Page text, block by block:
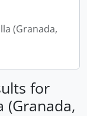
(Granada,
for
(Granada,